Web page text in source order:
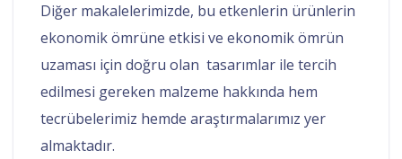
Diğer makalelerimizde, bu etkenlerin ürünlerin
ekonomik ömrüne etkisi ve ekonomik ömrün
uzaması için doğru olan tasarımlar ile tercih
edilmesi gereken malzeme hakkında hem
tecrübelerimiz hemde araştırmalarımız yer
almaktadır.